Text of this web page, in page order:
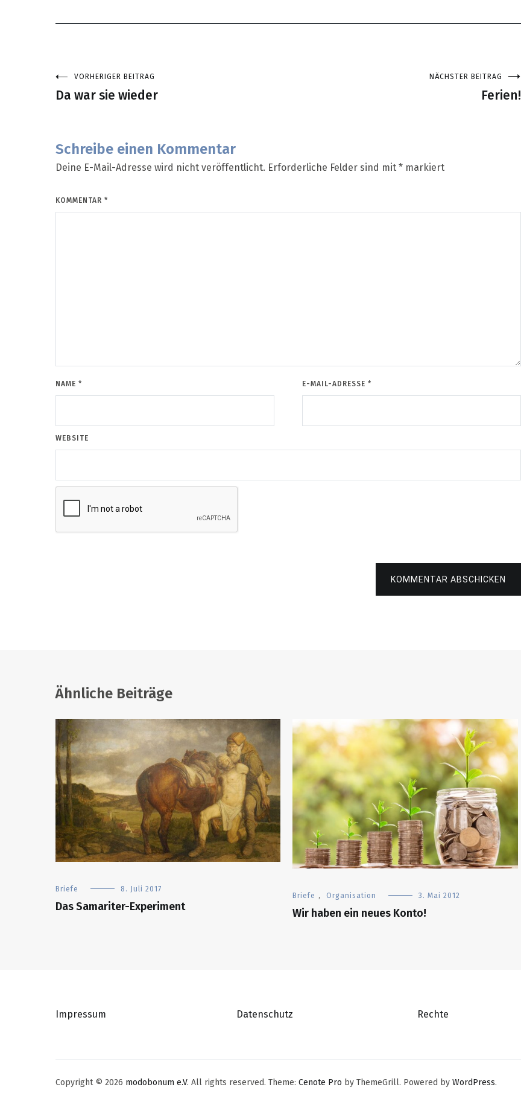
Beitragsnavigation
VORHERIGER BEITRAG
Da war sie wieder
NÄCHSTER BEITRAG
Ferien!
Schreibe einen Kommentar
Deine E-Mail-Adresse wird nicht veröffentlicht. Erforderliche Felder sind mit * markiert
KOMMENTAR *
NAME * E-MAIL-ADRESSE*
WEBSITE
KOMMENTAR ABSCHICKEN
Ähnliche Beiträge
Briefe 8. Juli 2017
Das Samariter-Experiment
Briefe , Organisation 3. Mai 2012
Wir haben ein neues Konto!
Impressum Datenschutz Rechte
Copyright © 2026 modobonum e.V. All rights reserved. Theme: Cenote Pro by ThemeGrill. Powered by WordPress.